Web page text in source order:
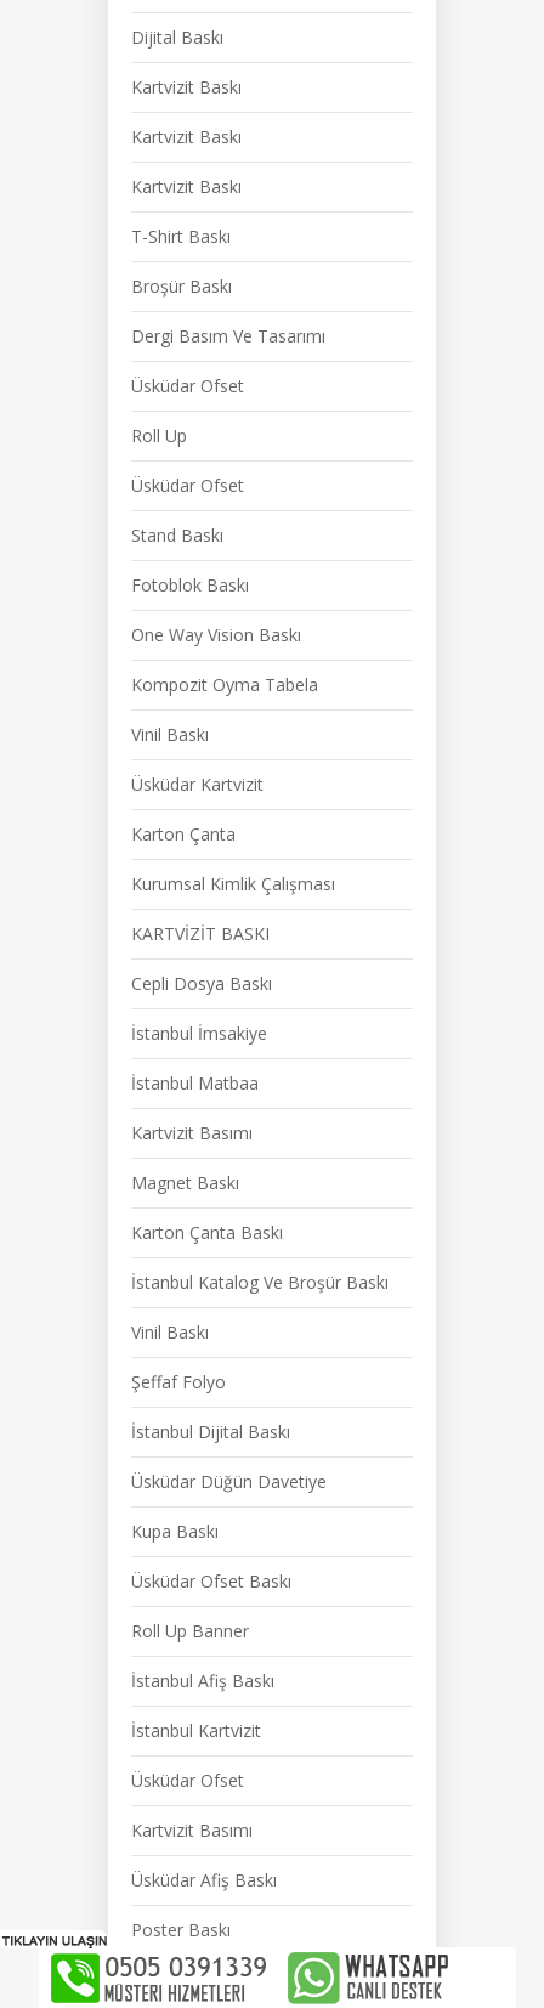
Dijital Baskı
Kartvizit Baskı
Kartvizit Baskı
Kartvizit Baskı
T-Shirt Baskı
Broşür Baskı
Dergi Basım Ve Tasarımı
Üsküdar Ofset
Roll Up
Üsküdar Ofset
Stand Baskı
Fotoblok Baskı
One Way Vision Baskı
Kompozit Oyma Tabela
Vinil Baskı
Üsküdar Kartvizit
Karton Çanta
Kurumsal Kimlik Çalışması
KARTVİZİT BASKI
Cepli Dosya Baskı
İstanbul İmsakiye
İstanbul Matbaa
Kartvizit Basımı
Magnet Baskı
Karton Çanta Baskı
İstanbul Katalog Ve Broşür Baskı
Vinil Baskı
Şeffaf Folyo
İstanbul Dijital Baskı
Üsküdar Düğün Davetiye
Kupa Baskı
Üsküdar Ofset Baskı
Roll Up Banner
İstanbul Afiş Baskı
İstanbul Kartvizit
Üsküdar Ofset
Kartvizit Basımı
Üsküdar Afiş Baskı
Poster Baskı
Üsküdar Dijital Baskı Ve Matbaa